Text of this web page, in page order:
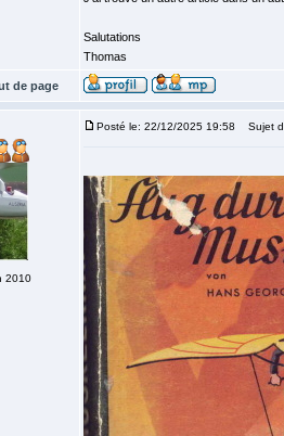
Salutations
Thomas
de page
2010
Posté le: 22/12/2025 19:58 Sujet